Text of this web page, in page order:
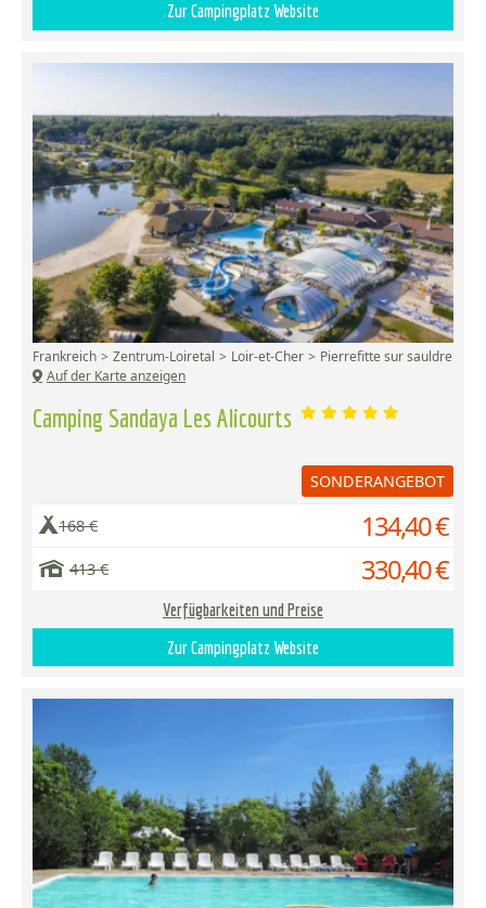
Zur Campingplatz Website
Camping Sandaya Les Alicourts
Frankreich Zentrum-Loiretal Loir-et-Cher
Pierrefitte sur sauldre
Auf der Karte anzeigen
SONDERANGEBOT
168 € 134,40 €
413 € 330,40 €
Verfügbarkeiten und Preise
Zur Campingplatz Website